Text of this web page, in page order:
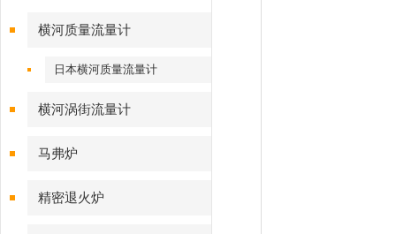
横河质量流量计
日本横河质量流量计
横河涡街流量计
马弗炉
精密退火炉